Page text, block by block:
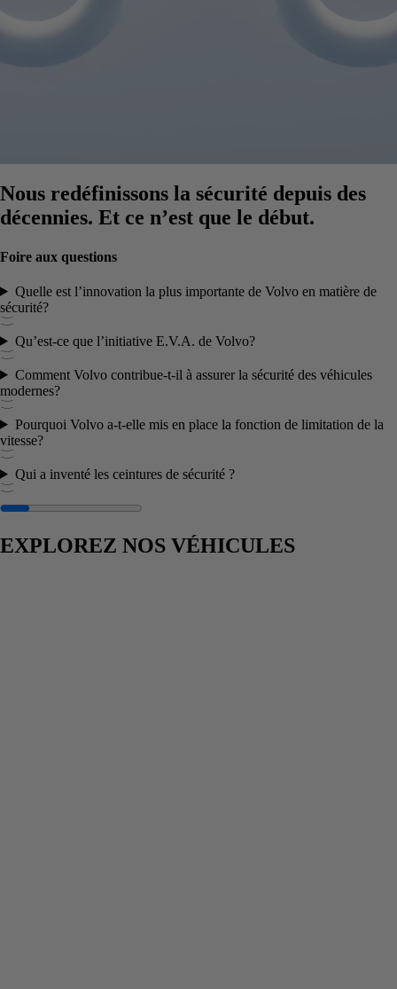
Nous redéfinissons la sécurité depuis des
décennies. Et ce n’est que le début.
Foire aux questions
Quelle est l’innovation la plus importante de Volvo en matière de
sécurité?
Qu’est-ce que l’initiative E.V.A. de Volvo?
Comment Volvo contribue-t-il à assurer la sécurité des véhicules
modernes?
Pourquoi Volvo a-t-elle mis en place la fonction de limitation de la
vitesse?
Qui a inventé les ceintures de sécurité ?
EXPLOREZ NOS VÉHICULES